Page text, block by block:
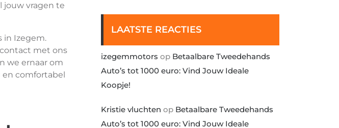
jouw vragen te
in Izegem.
met ons
we ernaar om
en comfortabel
LAATSTE REACTIES
izegemmotors op Betaalbare Tweedehands
Auto’s tot 1000 euro: Vind Jouw Ideale
Koopje!
Kristie vluchten op Betaalbare Tweedehands
Auto’s tot 1000 euro: Vind Jouw Ideale